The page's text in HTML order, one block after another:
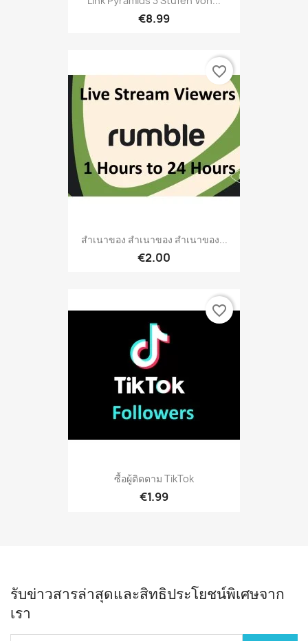
€8.99
สำเนาของ สำเนาของ สำเนาของ...
€2.00
favorite_border
ซื้อผู้ติดตาม TikTok
€1.99
favorite_border
รับข่าวสารล่าสุดและสิทธิประโยชน์พิเศษจาก
เรา